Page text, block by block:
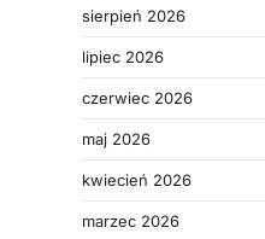
sierpień 2026
lipiec 2026
czerwiec 2026
maj 2026
kwiecień 2026
marzec 2026